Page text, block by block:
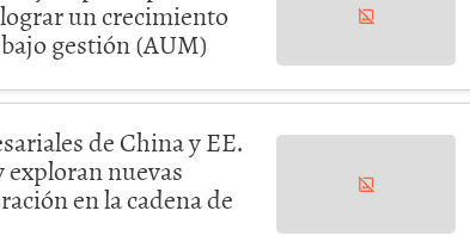
un crecimiento
gestión (AUM)
de China y EE.
nuevas
en la cadena de